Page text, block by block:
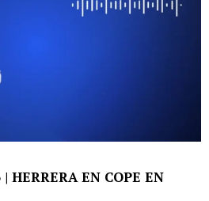
HERRERA EN COPE EN